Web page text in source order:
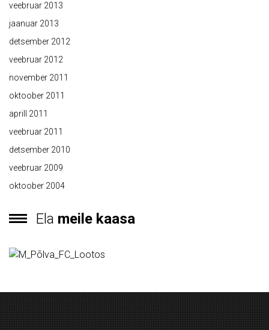
veebruar 2013
jaanuar 2013
detsember 2012
veebruar 2012
november 2011
oktoober 2011
aprill 2011
veebruar 2011
detsember 2010
veebruar 2009
oktoober 2004
Ela meile kaasa